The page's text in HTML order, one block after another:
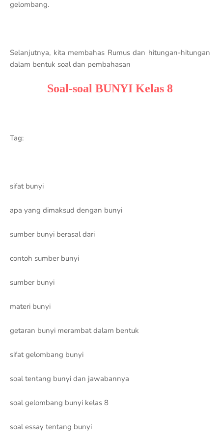
gelombang.
Selanjutnya, kita membahas Rumus dan hitungan-hitungan
dalam bentuk soal dan pembahasan
Soal-soal BUNYI Kelas 8
Tag:
sifat bunyi
apa yang dimaksud dengan bunyi
sumber bunyi berasal dari
contoh sumber bunyi
sumber bunyi
materi bunyi
getaran bunyi merambat dalam bentuk
sifat gelombang bunyi
soal tentang bunyi dan jawabannya
soal gelombang bunyi kelas 8
soal essay tentang bunyi